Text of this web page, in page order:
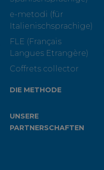
e-metodi (für
Italienischsprachige)
FLE (Français
Langues Etrangère)
Coffrets collector
DIE METHODE
UNSERE
PARTNERSCHAFTEN